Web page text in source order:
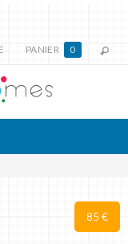
PANIER 0
85 €